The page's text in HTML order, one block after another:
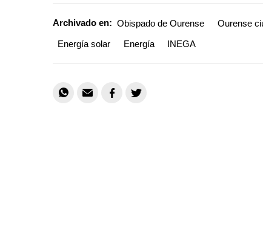
Archivado en: Obispado de Ourense Ourense
Energía solar Energía INEGA